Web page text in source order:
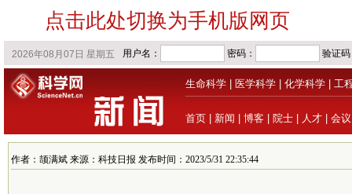
点击此处切换为手机版网页
生命科学 医学科学 化学科学 工
首页 新闻 博客 院士 人才 会议
作者：颉满斌 来源：科技日报 发布时间：2023/5/31 22:35:44